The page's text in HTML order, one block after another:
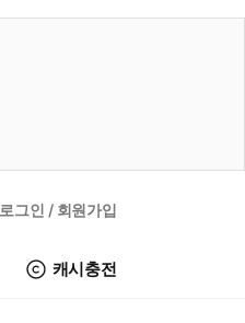
로그인 / 회원가입
캐시충전